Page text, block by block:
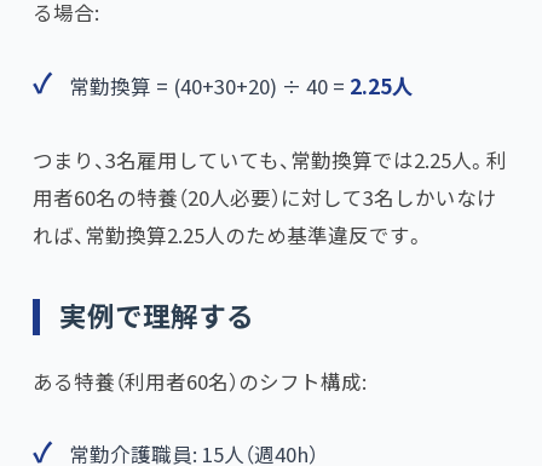
る場合:
常勤換算 = (40+30+20) ÷ 40 = 2.25人
つまり、3名雇用していても、常勤換算では2.25人。利
用者60名の特養（20人必要）に対して3名しかいなけ
れば、常勤換算2.25人のため基準違反です。
実例で理解する
ある特養（利用者60名）のシフト構成:
常勤介護職員: 15人（週40h）